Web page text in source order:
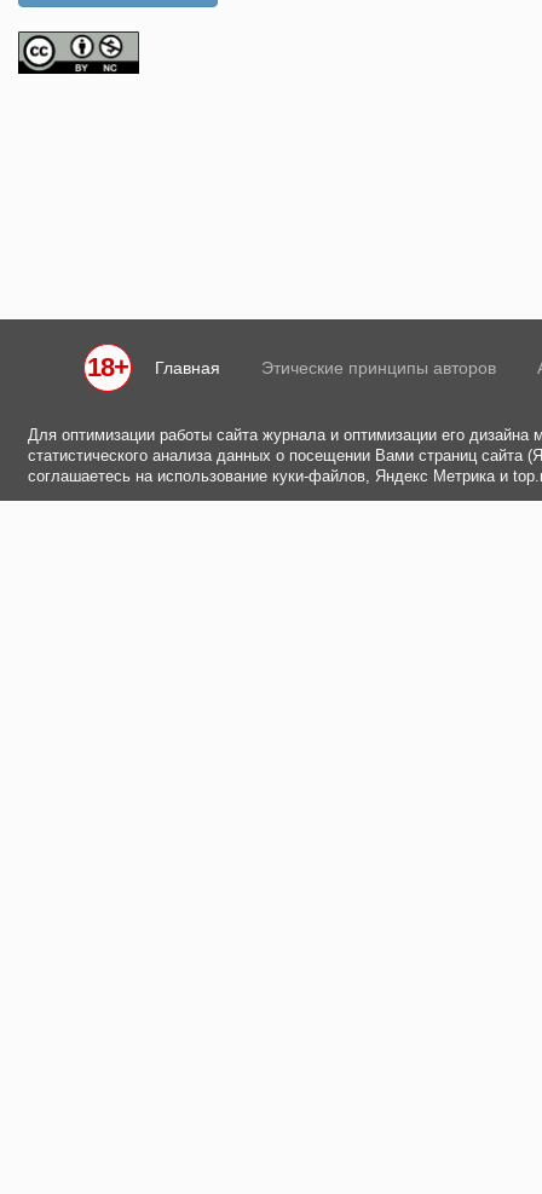
18+ Главная Этические принципы авторов
Для оптимизации работы сайта журнала и оптимизации его
статистического анализа данных о посещении Вами страниц
соглашаетесь на использование куки-файлов, Яндекс Метрика и